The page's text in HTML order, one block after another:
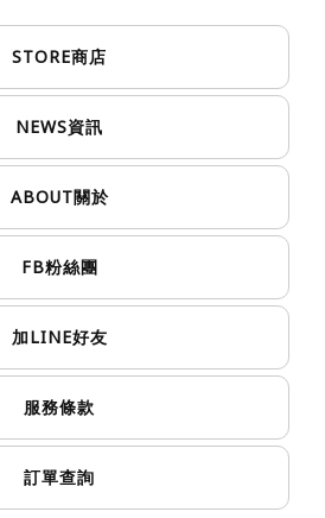
STORE商店
NEWS資訊
ABOUT關於
FB粉絲團
加LINE好友
服務條款
訂單查詢